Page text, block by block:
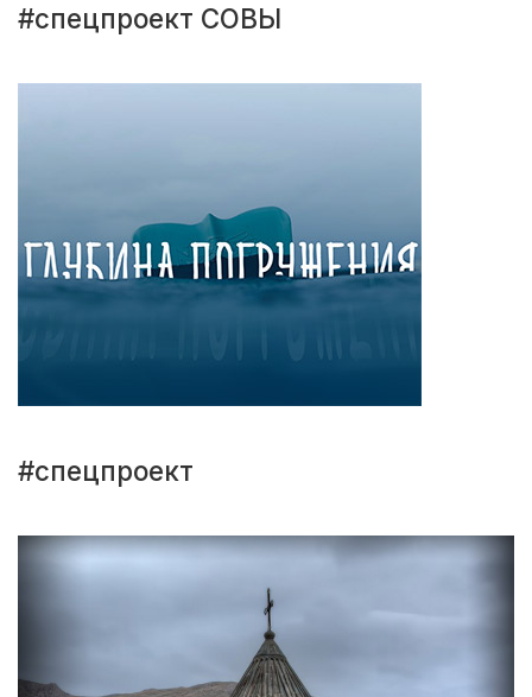
#спецпроект СОВЫ
#спецпроект